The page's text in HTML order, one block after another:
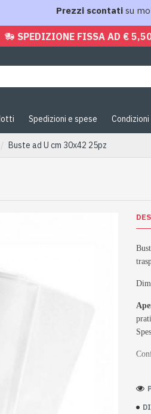
Prezzi scontati su
SPEDIZIONE FISSA AD €
Spedizioni e spese
Buste ad U cm 30x42 25pz